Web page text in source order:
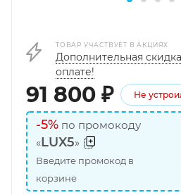
ТОВАР УЧАСТВУЕТ В АКЦИЯХ
Дополнительная
оплате!
91 800 ₽ Не
-5% по промокоду
«LUX5»
Введите промокод в
корзине